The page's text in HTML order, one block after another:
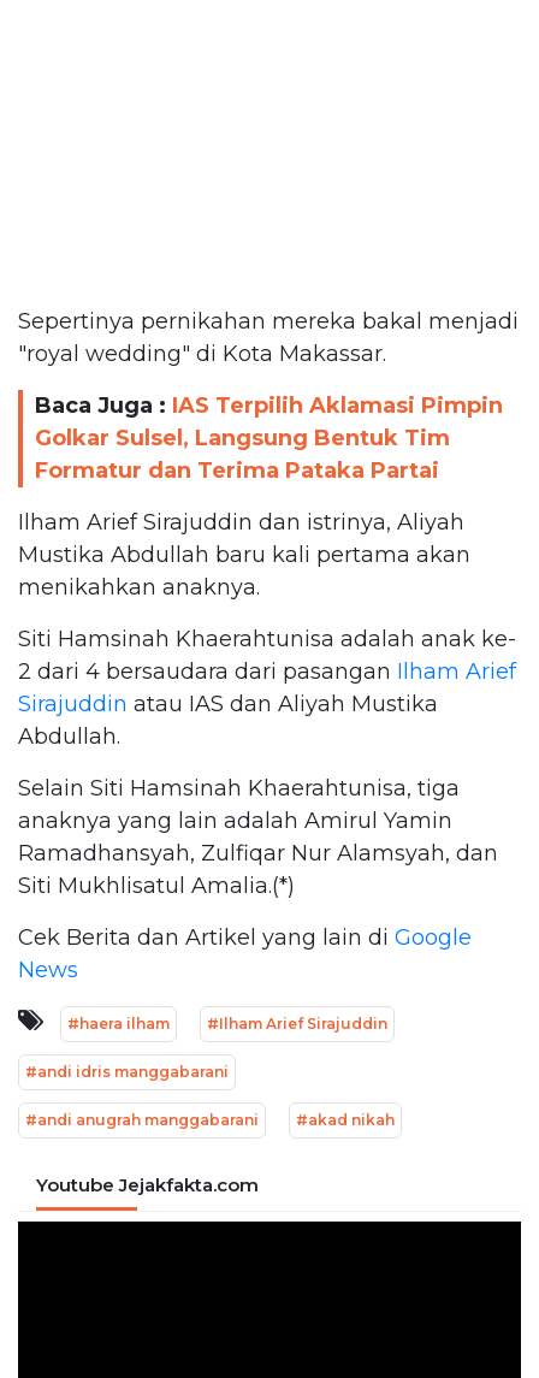
Sepertinya pernikahan mereka bakal menjadi
"royal wedding" di Kota Makassar.
Baca Juga : IAS Terpilih Aklamasi Pimpin
Golkar Sulsel, Langsung Bentuk Tim
Formatur dan Terima Pataka Partai
Ilham Arief Sirajuddin dan istrinya, Aliyah
Mustika Abdullah baru kali pertama akan
menikahkan anaknya.
Siti Hamsinah Khaerahtunisa adalah anak ke-
2 dari 4 bersaudara dari pasangan Ilham Arief
Sirajuddin atau IAS dan Aliyah Mustika
Abdullah.
Selain Siti Hamsinah Khaerahtunisa, tiga
anaknya yang lain adalah Amirul Yamin
Ramadhansyah, Zulfiqar Nur Alamsyah, dan
Siti Mukhlisatul Amalia.(*)
Cek Berita dan Artikel yang lain di Google
News
#haera ilham #Ilham Arief Sirajuddin
#andi idris manggabarani
#andi anugrah manggabarani #akad nikah
Youtube Jejakfakta.com